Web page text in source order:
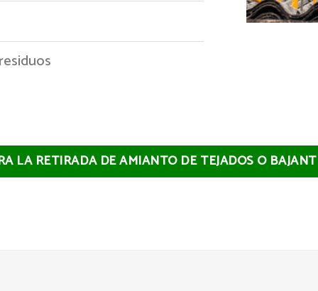
LA RETIRADA DE AMIANTO DE TEJADOS O